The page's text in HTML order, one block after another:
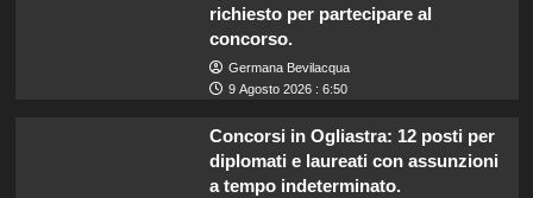
richiesto per partecipare al
concorso.
Germana Bevilacqua
9 Agosto 2026 : 6:50
Concorsi in Ogliastra: 12 posti per
diplomati e laureati con assunzioni
a tempo indeterminato.